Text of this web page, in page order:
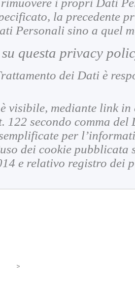
la precedente
Personali sino a quel
questa privacy
dei Dati è
visibile, mediante link
122 secondo comma
per
dei cookie
e relativo registro dei